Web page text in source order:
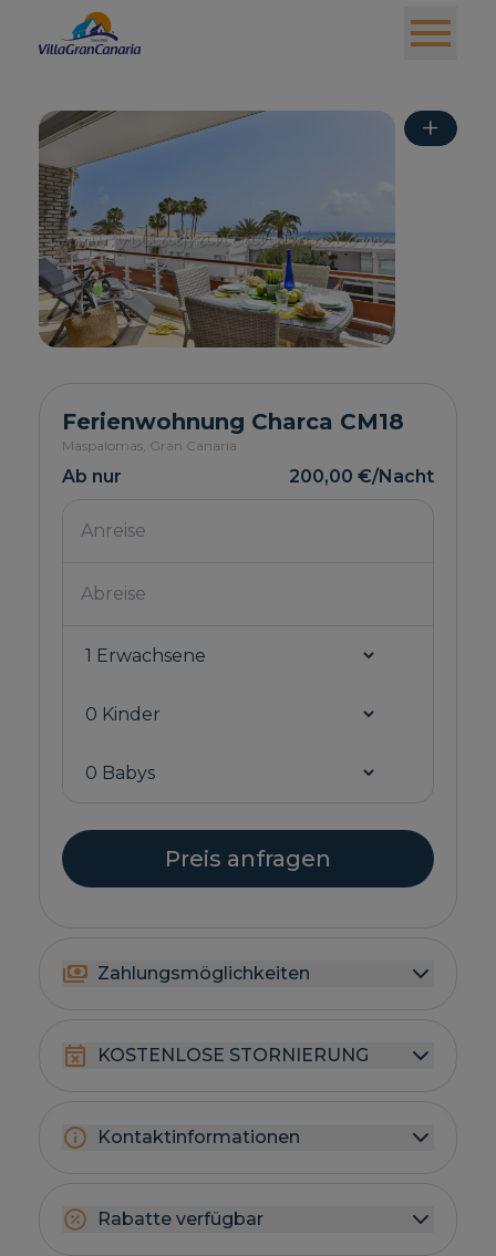
+
Ferienwohnung Charca CM18
Maspalomas, Gran Canaria
Ab nur 200,00 €/Nacht
Preis anfragen
Zahlungsmöglichkeiten
KOSTENLOSE STORNIERUNG
Kontaktinformationen
Rabatte verfügbar